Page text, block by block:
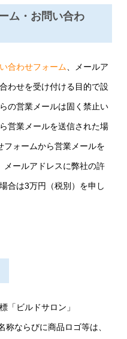
ム・お問い合わ
合わせフォーム 、メールア
わせを受け付ける目的で設
の営業メールは固く禁止い
営業メールを送信された場
ォームから営業メールを
メールアドレスに弊社の許
合は3万円（税別）を申し
「ビルドサロン」
称ならびに商品ロゴ等は、